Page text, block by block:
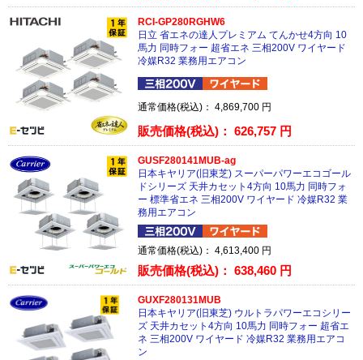
RCI-GP280RGHW6
日立 省エネの達人プレミアム てんかせ4方向 10
馬力 同時フォー 超省エネ 三相200V ワイヤード
冷媒R32 業務用エアコン
通常価格(税込)：4,869,700 円
販売価格(税込)：626,757 円
GUSF280141MUB-ag
日本キヤリア(旧東芝) スーパーパワーエコゴール
ドシリーズ 天井カセット4方向 10馬力 同時フォ
ー 標準省エネ 三相200V ワイヤード 冷媒R32 業
務用エアコン
通常価格(税込)：4,613,400 円
販売価格(税込)：638,460 円
GUXF280131MUB
日本キヤリア(旧東芝) ウルトラパワーエコシリー
ズ 天井カセット4方向 10馬力 同時フォー 超省エ
ネ 三相200V ワイヤード 冷媒R32 業務用エアコ
ン